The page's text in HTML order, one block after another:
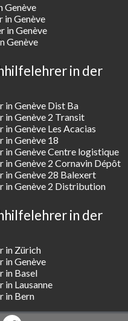
Genève
in Genève
in Genève
Genève
in der
Genève Dist Ba
Genève 2 Transit
Genève Les Acacias
Genève 18
Genève Centre logistique
Genève 2 Cornavin Dépôt
Genève 28 Balexert
in Genève 2 Distribution
in der
in Zürich
in Genève
in Basel
Lausanne
in Bern